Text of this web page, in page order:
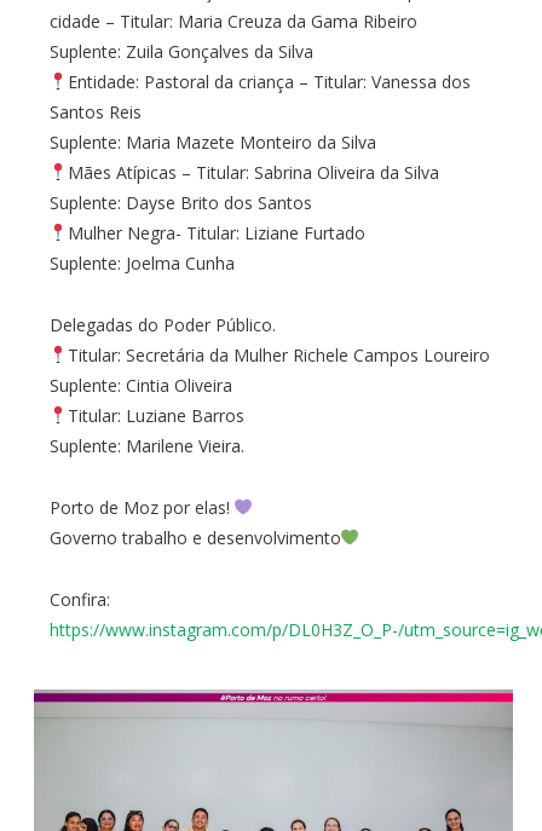
cidade – Titular: Maria Creuza da Gama Ribeiro
Suplente: Zuila Gonçalves da Silva
Entidade: Pastoral da criança – Titular: Vanessa dos
Santos Reis
Suplente: Maria Mazete Monteiro da Silva
Mães Atípicas – Titular: Sabrina Oliveira da Silva
Suplente: Dayse Brito dos Santos
Mulher Negra- Titular: Liziane Furtado
Suplente: Joelma Cunha
Delegadas do Poder Público.
Titular: Secretária da Mulher Richele Campos Loureiro
Suplente: Cintia Oliveira
Titular: Luziane Barros
Suplente: Marilene Vieira.
Porto de Moz por elas!
Governo trabalho e desenvolvimento
Confira:
https://www.instagram.com/p/DL0H3Z_O_P-/